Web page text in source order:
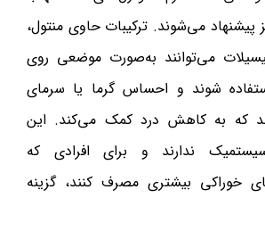
پیشنهاد می‌شوند. ترکیبات حاوی منتول،
می‌توانند به‌صورت موضعی روی
شوند و احساس گرما یا سرمای
که به کاهش درد کمک می‌کند. این
ندارند و برای افرادی که
خوراکی بیشتری مصرف کنند، گزینه